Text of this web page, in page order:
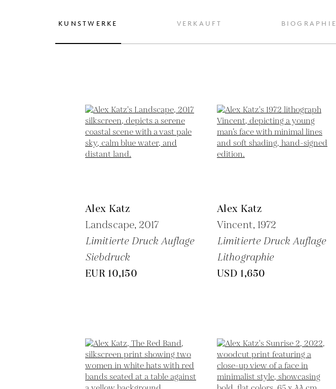
KUNSTWERKE VERKAUFT BIOGRAPHIE
Alex Katz
Landscape, 2017
Limitierte Druck Auflage
Siebdruck
EUR 10,150
Alex Katz
Vincent, 1972
Limitierte Druck Auflage
Lithographie
USD 1,650